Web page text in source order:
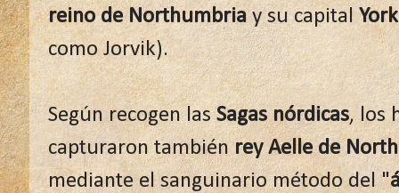
reino de Northumbriay su capital York
como Jorvik).
Según recogen lasSagas nórdicas, los
capturaron tambiénrey Aelle de
mediante el sanguinario método del "